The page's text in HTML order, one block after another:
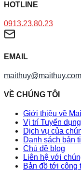
HOTLINE
0913.23.80.23
EMAIL
maithuy@maithuy.com
VỀ CHÚNG TÔI
Giới thiệu về
Vị trí Tuyển
Dịch vụ của
Danh sách bản
Chủ đề blog
Liên hệ với
Bản đồ tới công